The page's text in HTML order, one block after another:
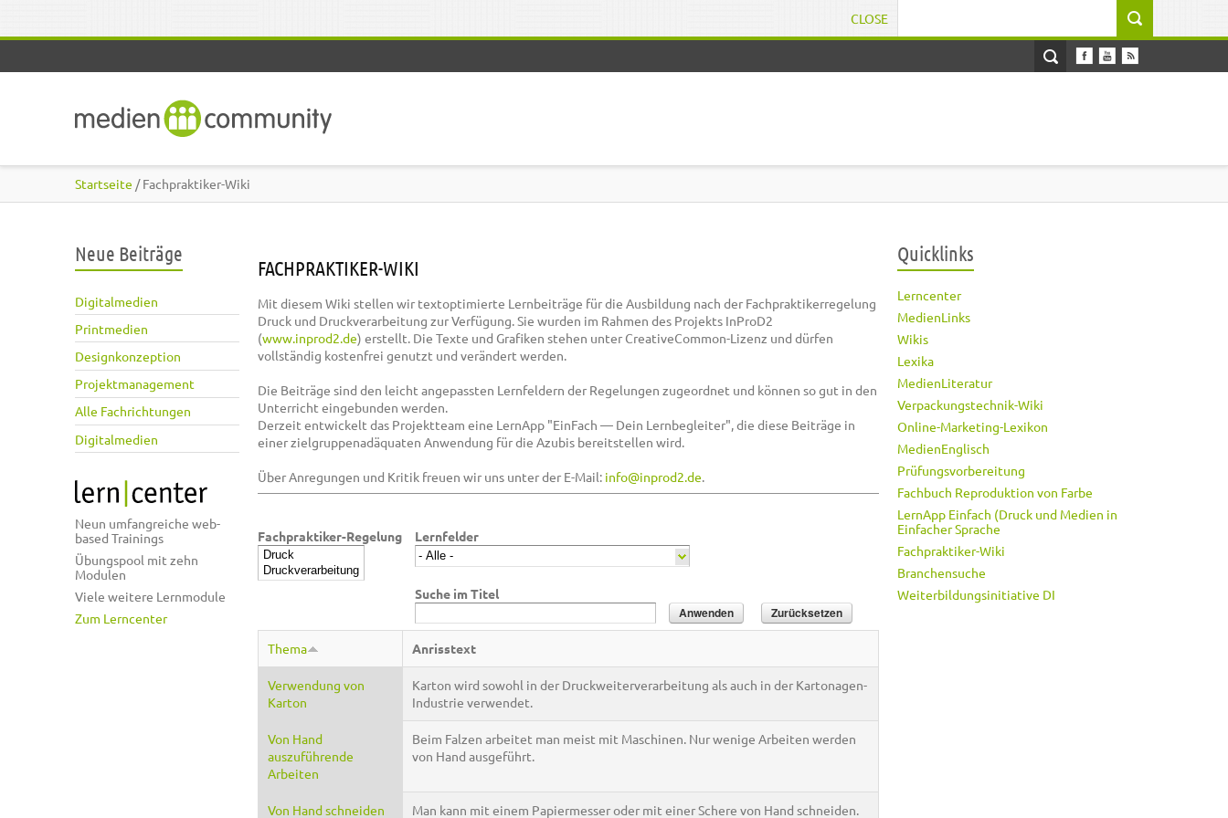
CLOSE
Startseite / Fachpraktiker-Wiki
Neue Beiträge
Digitalmedien
Printmedien
Designkonzeption
Projektmanagement
Alle Fachrichtungen
Digitalmedien
Neun umfangreiche web-
based Trainings
Übungspool mit zehn
Modulen
Viele weitere Lernmodule
Zum Lerncenter
FACHPRAKTIKER-WIKI
Mit diesem Wiki stellen wir textoptimierte Lernbeiträge für die Ausbildung nach der Fachpraktikerregelung
Druck und Druckverarbeitung zur Verfügung. Sie wurden im Rahmen des Projekts InProD2
(www.inprod2.de) erstellt. Die Texte und Grafiken stehen unter CreativeCommon-Lizenz und dürfen
vollständig kostenfrei genutzt und verändert werden.
Die Beiträge sind den leicht angepassten Lernfeldern der Regelungen zugeordnet und können so gut in den
Unterricht eingebunden werden.
Derzeit entwickelt das Projektteam eine LernApp "EinFach — Dein Lernbegleiter", die diese Beiträge in
einer zielgruppenadäquaten Anwendung für die Azubis bereitstellen wird.
Über Anregungen und Kritik freuen wir uns unter der E-Mail: info@inprod2.de.
Fachpraktiker-Regelung Lernfelder
Suche im Titel
Thema Anrisstext
Verwendung von
Karton
Karton wird sowohl in der Druckweiterverarbeitung als auch in der Kartonagen-
Industrie verwendet.
Von Hand
auszuführende
Arbeiten
Beim Falzen arbeitet man meist mit Maschinen. Nur wenige Arbeiten werden
von Hand ausgeführt.
Von Hand schneiden Man kann mit einem Papiermesser oder mit einer Schere von Hand schneiden.
Quicklinks
Lerncenter
MedienLinks
Wikis
Lexika
MedienLiteratur
Verpackungstechnik-Wiki
Online-Marketing-Lexikon
MedienEnglisch
Prüfungsvorbereitung
Fachbuch Reproduktion von Farbe
LernApp Einfach (Druck und Medien in
Einfacher Sprache
Fachpraktiker-Wiki
Branchensuche
Weiterbildungsinitiative DI